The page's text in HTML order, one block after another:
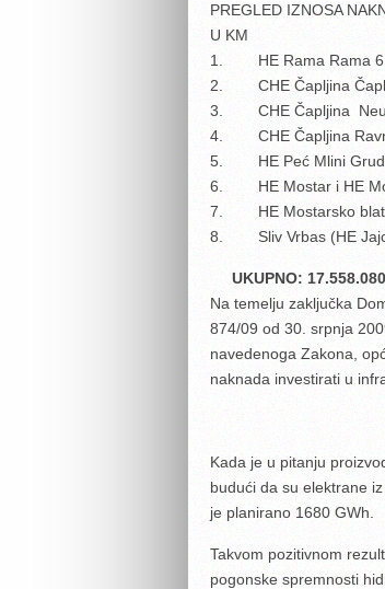
PREGLED IZNOSA
U KM
1. HE Rama Rama
2. CHE Čapljina
3. CHE Čapljina
4. CHE Čapljina
5. HE Peć Mlini
6. HE Mostar i HE
7. HE Mostarsko blato
8. Sliv Vrbas (HE
UKUPNO:
Na temelju zaključka
874/09 od 30. srpnja
navedenoga Zakona,
naknada investirati u
Kada je u pitanju
budući da su elektrane
je planirano 1680 GWh.
Takvom pozitivnom
pogonske spremnosti